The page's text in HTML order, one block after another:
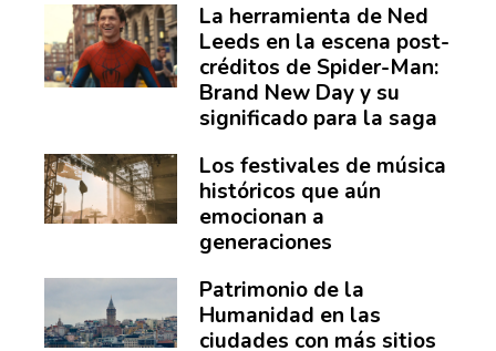
La herramienta de Ned
Leeds en la escena post-
créditos de Spider-Man:
Brand New Day y su
significado para la saga
Los festivales de música
históricos que aún
emocionan a
generaciones
Patrimonio de la
Humanidad en las
ciudades con más sitios